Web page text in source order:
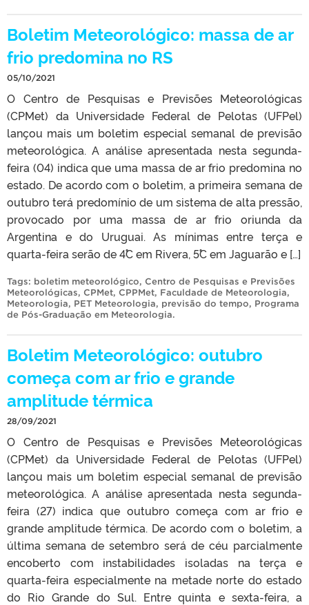
Boletim Meteorológico: massa de ar
frio predomina no RS
05/10/2021
O Centro de Pesquisas e Previsões Meteorológicas
(CPMet) da Universidade Federal de Pelotas (UFPel)
lançou mais um boletim especial semanal de previsão
meteorológica. A análise apresentada nesta segunda-
feira (04) indica que uma massa de ar frio predomina no
estado. De acordo com o boletim, a primeira semana de
outubro terá predomínio de um sistema de alta pressão,
provocado por uma massa de ar frio oriunda da
Argentina e do Uruguai. As mínimas entre terça e
quarta-feira serão de 4˚C em Rivera, 5˚C em Jaguarão e […]
Tags: boletim meteorológico, Centro de Pesquisas e Previsões
Meteorológicas, CPMet, CPPMet, Faculdade de Meteorologia,
Meteorologia, PET Meteorologia, previsão do tempo, Programa
de Pós-Graduação em Meteorologia.
Boletim Meteorológico: outubro
começa com ar frio e grande
amplitude térmica
28/09/2021
O Centro de Pesquisas e Previsões Meteorológicas
(CPMet) da Universidade Federal de Pelotas (UFPel)
lançou mais um boletim especial semanal de previsão
meteorológica. A análise apresentada nesta segunda-
feira (27) indica que outubro começa com ar frio e
grande amplitude térmica. De acordo com o boletim, a
última semana de setembro será de céu parcialmente
encoberto com instabilidades isoladas na terça e
quarta-feira especialmente na metade norte do estado
do Rio Grande do Sul. Entre quinta e sexta-feira, a